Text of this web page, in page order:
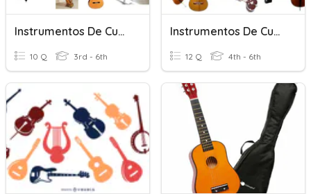
Instrumentos De Cuerda
10 Q 3rd - 6th
Instrumentos De Cuerda
12 Q 4th - 6th